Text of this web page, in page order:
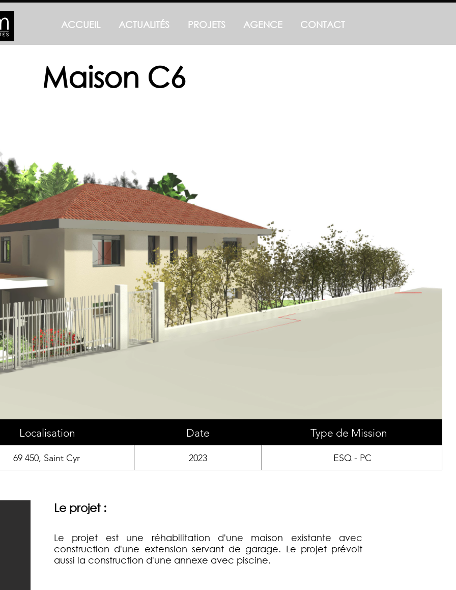
ACCUEIL ACTUALITÉS PROJETS AGENCE CONTACT
Maison C6
Localisation Date Type de Mission
ESQ - PC
2023
69 450, Saint Cyr
Le projet :
Le projet est une réhabilitation d'une maison existante avec
construction d'une extension servant de garage. Le projet prévoit
aussi la construction d'une annexe avec piscine.